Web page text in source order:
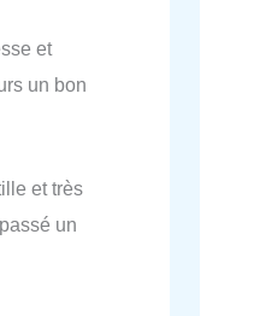
et
un bon
et très
un